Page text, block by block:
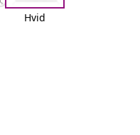
Hvid